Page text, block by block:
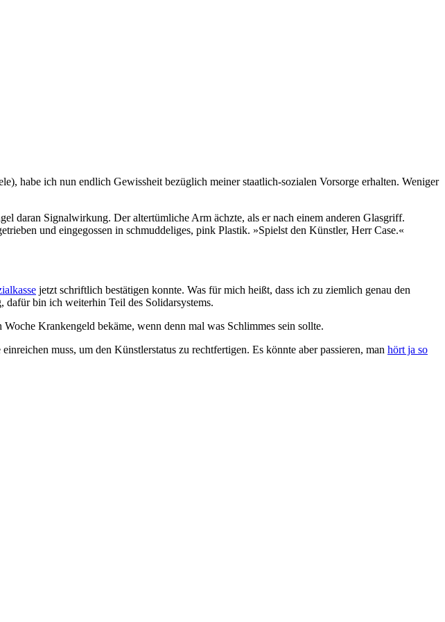
habe ich nun endlich Gewissheit bezüglich meiner staatlich-sozialen Vorsorge erhalten. Weniger
daran Signalwirkung. Der altertümliche Arm ächzte, als er nach einem anderen Glasgriff.
und eingegossen in schmuddeliges, pink Plastik. »Spielst den Künstler, Herr Case.«
jetzt schriftlich bestätigen konnte. Was für mich heißt, dass ich zu ziemlich genau den
bin ich weiterhin Teil des Solidarsystems.
Krankengeld bekäme, wenn denn mal was Schlimmes sein sollte.
muss, um den Künstlerstatus zu rechtfertigen. Es könnte aber passieren, man hört ja so